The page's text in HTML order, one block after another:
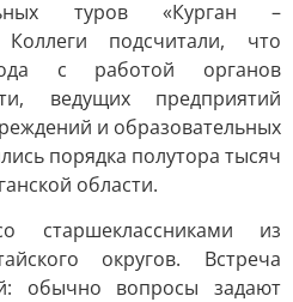
туров «Курган –
подсчитали, что
с работой органов
ведущих предприятий
и образовательных
порядка полутора тысяч
области.
старшеклассниками из
округов. Встреча
обычно вопросы задают